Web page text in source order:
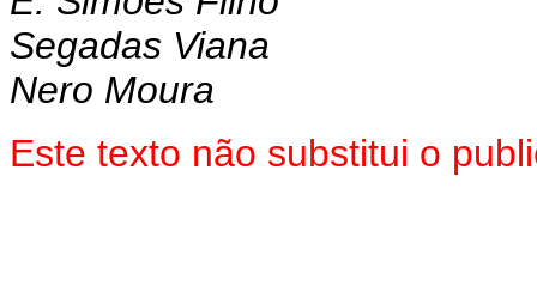
Segadas Viana
Nero Moura
Este texto não substitui o